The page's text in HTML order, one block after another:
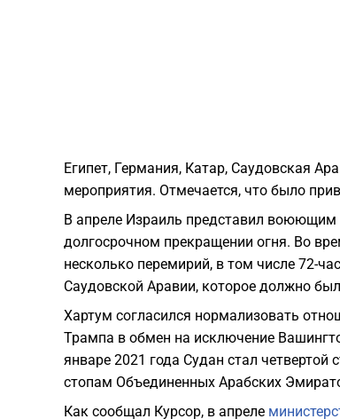
Египет, Германия, Катар, Саудовская
мероприятия. Отмечается, что было
В апреле Израиль представил воюющим
долгосрочном прекращении огня. Во
несколько перемирий, в том числе 72-
Саудовской Аравии, которое должно
Хартум согласился нормализовать
Трампа в обмен на исключение
январе 2021 года Судан стал
стопам Объединенных Арабских
Как сообщал Курсор, в апреле